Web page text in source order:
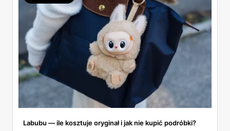
Labubu — ile kosztuje oryginał i jak nie kupić podróbki?